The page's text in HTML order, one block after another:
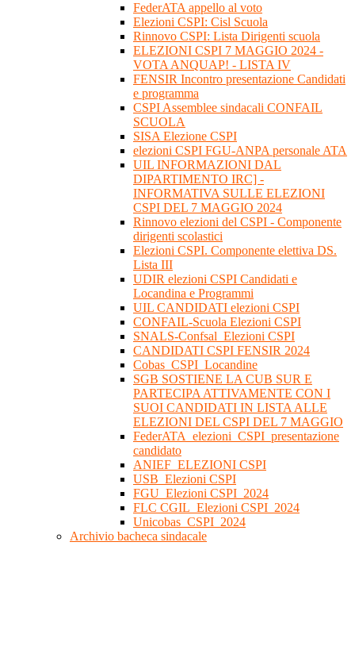
FederATA appello al voto
Elezioni CSPI: Cisl Scuola
Rinnovo CSPI: Lista Dirigenti scuola
ELEZIONI CSPI 7 MAGGIO 2024 -
VOTA ANQUAP! - LISTA IV
FENSIR Incontro presentazione Candidati
e programma
CSPI Assemblee sindacali CONFAIL
SCUOLA
SISA Elezione CSPI
elezioni CSPI FGU-ANPA personale ATA
UIL INFORMAZIONI DAL
DIPARTIMENTO IRC] -
INFORMATIVA SULLE ELEZIONI
CSPI DEL 7 MAGGIO 2024
Rinnovo elezioni del CSPI - Componente
dirigenti scolastici
Elezioni CSPI. Componente elettiva DS.
Lista III
UDIR elezioni CSPI Candidati e
Locandina e Programmi
UIL CANDIDATI elezioni CSPI
CONFAIL-Scuola Elezioni CSPI
SNALS-Confsal_Elezioni CSPI
CANDIDATI CSPI FENSIR 2024
Cobas_CSPI_Locandine
SGB SOSTIENE LA CUB SUR E
PARTECIPA ATTIVAMENTE CON I
SUOI CANDIDATI IN LISTA ALLE
ELEZIONI DEL CSPI DEL 7 MAGGIO
FederATA_elezioni_CSPI_presentazione
candidato
ANIEF_ELEZIONI CSPI
USB_Elezioni CSPI
FGU_Elezioni CSPI_2024
FLC CGIL_Elezioni CSPI_2024
Unicobas_CSPI_2024
Archivio bacheca sindacale